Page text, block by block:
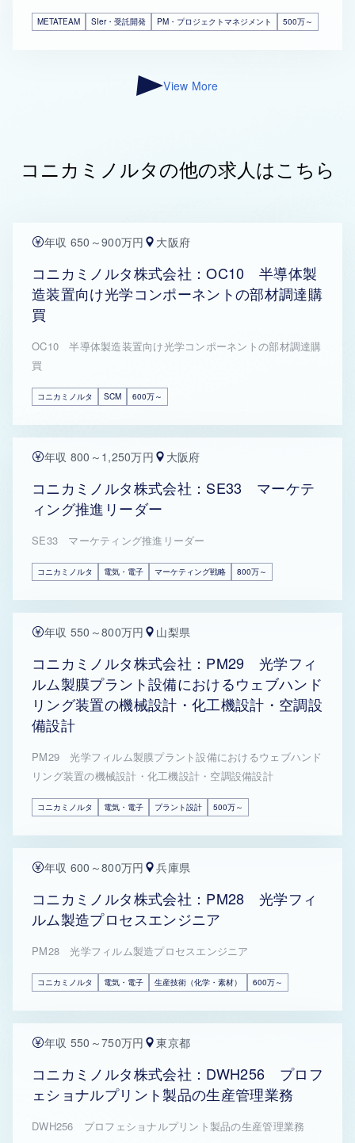
METATEAM SIer・受託開発 PM・プロジェクトマネジメント 500万～
View More
コニカミノルタの他の求人はこちら
年収 650～900万円 大阪府
コニカミノルタ株式会社：OC10 半導体製
造装置向け光学コンポーネントの部材調達購
買
OC10 半導体製造装置向け光学コンポーネントの部材調達購
買
コニカミノルタ SCM 600万～
年収 800～1,250万円 大阪府
コニカミノルタ株式会社：SE33 マーケテ
ィング推進リーダー
SE33 マーケティング推進リーダー
コニカミノルタ 電気・電子 マーケティング戦略 800万～
年収 550～800万円 山梨県
コニカミノルタ株式会社：PM29 光学フィ
ルム製膜プラント設備におけるウェブハンド
リング装置の機械設計・化工機設計・空調設
備設計
PM29 光学フィルム製膜プラント設備におけるウェブハンド
リング装置の機械設計・化工機設計・空調設備設計
コニカミノルタ 電気・電子 プラント設計 500万～
年収 600～800万円 兵庫県
コニカミノルタ株式会社：PM28 光学フィ
ルム製造プロセスエンジニア
PM28 光学フィルム製造プロセスエンジニア
コニカミノルタ 電気・電子 生産技術（化学・素材） 600万～
年収 550～750万円 東京都
コニカミノルタ株式会社：DWH256 プロフ
ェショナルプリント製品の生産管理業務
DWH256 プロフェショナルプリント製品の生産管理業務